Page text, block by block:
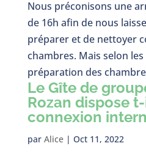
Nous préconisons une
de 16h afin de nous
préparer et de nettoyer
chambres. Mais selon
préparation des
Le Gîte de
Rozan dispose t-
connexion
par Alice| Oct 11, 2022